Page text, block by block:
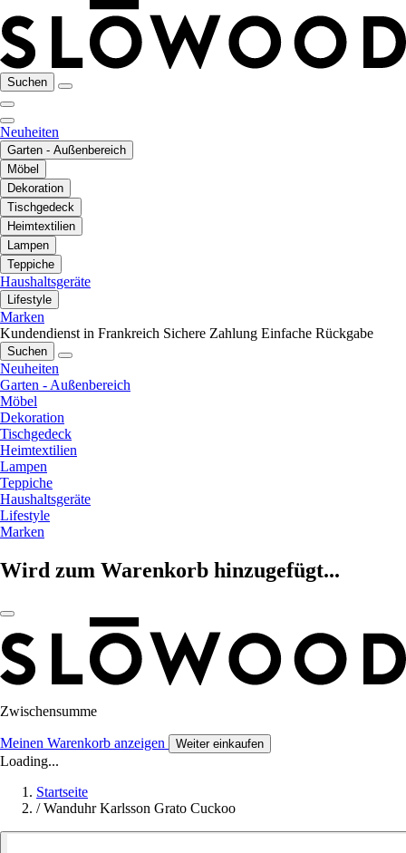
Suchen
Neuheiten
Garten - Außenbereich
Möbel
Dekoration
Tischgedeck
Heimtextilien
Lampen
Teppiche
Haushaltsgeräte
Lifestyle
Marken
Kundendienst in Frankreich Sichere Zahlung Einfache Rückgabe
Suchen
Neuheiten
Garten - Außenbereich
Möbel
Dekoration
Tischgedeck
Heimtextilien
Lampen
Teppiche
Haushaltsgeräte
Lifestyle
Marken
Wird zum Warenkorb hinzugefügt...
Zwischensumme
Meinen Warenkorb anzeigen Weiter einkaufen
Loading...
Startseite
/ Wanduhr Karlsson Grato Cuckoo